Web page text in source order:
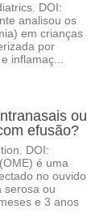
DOI:
analisou os
em crianças
por
inflamaç...
ou
efusão?
DOI:
é uma
no ouvido
serosa ou
e 3 anos